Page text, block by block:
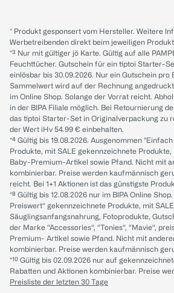
* Produkt gesponsert vom Hersteller. Weitere
Werbetreibenden direkt beim jeweiligen
*³ Nur mit gültiger jö Karte. Gültig auf alle
Feuchttücher. Gutschein für ein tiptoi Starter-
einlösbar bis 30.09.2026. Nur ein Gutschein pro
Sammelwert wird auf der Rechnung
im Online Shop. Solange der Vorrat reicht.
in der BIPA Filiale möglich. Bei Retournierung
das tiptoi Starter-Set in Originalverpackung zu
der Wert iHv 54.99 € einbehalten.
*⁴ Gültig bis 19.08.2026. Ausgenommen
Produkte, mit SALE gekennzeichnete
Baby-Premium-Artikel sowie Pfand. Nicht mit
kombinierbar. Preise werden kaufmännisch
reicht. Bei 1+1 Aktionen ist das günstigste
*⁸ Gültig bis 12.08.2026 nur im BIPA Online
Preiswert“ gekennzeichnete Produkte, mit
Säuglingsanfangsnahrung, Fotoprodukte,
der Marke “Accessories“, “Tonies“, “Mavie“,
Premium- Artikel sowie Pfand. Nicht mit
kombinierbar. Preise werden kaufmännisch
*¹⁰ Gültig bis 02.09.2026 nur auf
Rabatten und Aktionen kombinierbar. Preise
Preisliste der letzten 30 Tage